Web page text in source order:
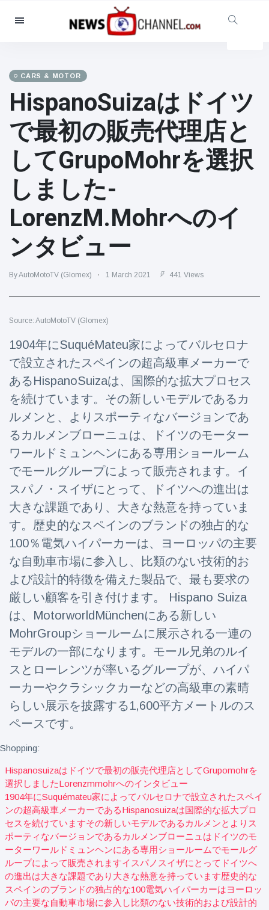
Categories
Social & Fun
Cinema & TV
(81)
(237)
Celebrities
(13938)
Fashion & Beauty
(122)
Cars & Motor
Food & Drink
Gaming
(160)
Lifestyle & Docutainment
Health & Fitness
Travel & Adventure
(77)
Latest News
Magician's
handcuff
'escape' has
audience in
stitches
16 July 186 Views
Conservationists
celebrate birth
of first lowland
tapir in UK zoo in
14 years
Florida man
arrested after
launching
fireworks from
moving car
16 July 159 Views
CARS & MOTOR
HispanoSuizaはドイツ
で最初の販売代理店と
してGrupoMohrを選択
しました-
LorenzM.Mohrへのイ
ンタビュー
By AutoMotoTV (Glomex) 1 March 2021 441 Views
Source: AutoMotoTV (Glomex)
1904年にSuquéMateu家によってバルセロナ
で設立されたスペインの超高級車メーカーで
あるHispanoSuizaは、国際的な拡大プロセス
を続けています。その新しいモデルであるカ
ルメンと、よりスポーティなバージョンであ
るカルメンブローニュは、ドイツのモーター
ワールドミュンヘンにある専用ショールーム
でモールグループによって販売されます。イ
スパノ・スイザにとって、ドイツへの進出は
大きな課題であり、大きな熱意を持っていま
す。歴史的なスペインのブランドの独占的な
100％電気ハイパーカーは、ヨーロッパの主要
な自動車市場に参入し、比類のない技術的お
よび設計的特徴を備えた製品で、最も要求の
厳しい顧客を引き付けます。 Hispano Suiza
は、MotorworldMünchenにある新しい
MohrGroupショールームに展示される一連の
モデルの一部になります。モール兄弟のルイ
スとローレンツが率いるグループが、ハイパ
ーカーやクラシックカーなどの高級車の素晴
らしい展示を披露する1,600平方メートルのス
ペースです。
Shopping:
Hispanosuizaはドイツで最初の販売代理店としてgrupomohrを
選択しましたlorenzmmohrへのインタビュー
1904年にsuquémateu家によってバルセロナで設立されたスペイ
ンの超高級車メーカーであるhispanosuizaは国際的な拡大プロ
セスを続けていますその新しいモデルであるカルメンとよりス
ポーティなバージョンであるカルメンブローニュはドイツのモ
ーターワールドミュンヘンにある専用ショールームでモールグ
ループによって販売されますイスパノスイザにとってドイツへ
の進出は大きな課題であり大きな熱意を持っています歴史的な
スペインのブランドの独占的な100電気ハイパーカーはヨーロッ
パの主要な自動車市場に参入し比類のない技術的および設計的